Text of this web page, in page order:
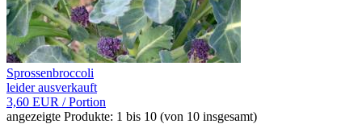
Sprossenbroccoli
leider ausverkauft
3,60 EUR / Portion
angezeigte Produkte: 1 bis 10 (von 10 insgesamt)